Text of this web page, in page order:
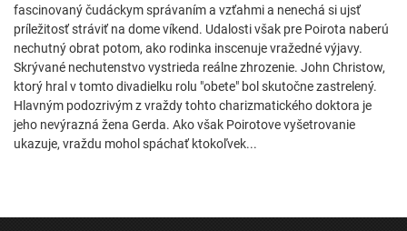
fascinovaný čudáckym správaním a vzťahmi a nenechá si ujsť
príležitosť stráviť na dome víkend. Udalosti však pre Poirota naberú
nechutný obrat potom, ako rodinka inscenuje vražedné výjavy.
Skrývané nechutenstvo vystrieda reálne zhrozenie. John Christow,
ktorý hral v tomto divadielku rolu "obete" bol skutočne zastrelený.
Hlavným podozrivým z vraždy tohto charizmatického doktora je
jeho nevýrazná žena Gerda. Ako však Poirotove vyšetrovanie
ukazuje, vraždu mohol spáchať ktokoľvek...